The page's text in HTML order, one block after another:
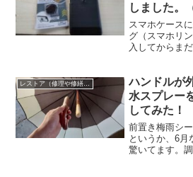
しました。
スマホケース
グ（スマホリ
入してからま
ハンドルが
水スプレー
してみた！
前置き梅雨シ
というか、6月
驚いてます。